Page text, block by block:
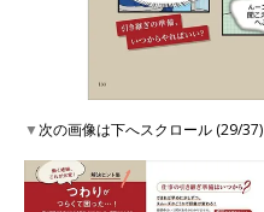
▼次の画像は下へスクロール (29/37)